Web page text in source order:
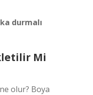
durmalı
Mi
olur? Boya